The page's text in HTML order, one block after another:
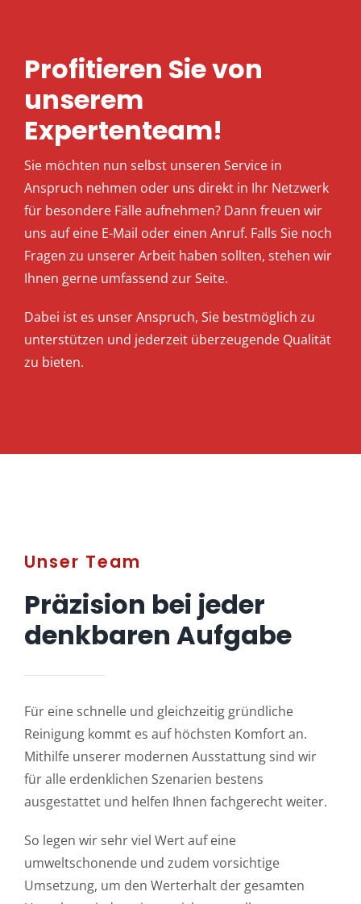
Profitieren Sie von
unserem
Expertenteam!
Sie möchten nun selbst unseren Service in
Anspruch nehmen oder uns direkt in Ihr Netzwerk
für besondere Fälle aufnehmen? Dann freuen wir
uns auf eine E-Mail oder einen Anruf. Falls Sie noch
Fragen zu unserer Arbeit haben sollten, stehen wir
Ihnen gerne umfassend zur Seite.
Dabei ist es unser Anspruch, Sie bestmöglich zu
unterstützen und jederzeit überzeugende Qualität
zu bieten.
Unser Team
Präzision bei jeder
denkbaren Aufgabe
Für eine schnelle und gleichzeitig gründliche
Reinigung kommt es auf höchsten Komfort an.
Mithilfe unserer modernen Ausstattung sind wir
für alle erdenklichen Szenarien bestens
ausgestattet und helfen Ihnen fachgerecht weiter.
So legen wir sehr viel Wert auf eine
umweltschonende und zudem vorsichtige
Umsetzung, um den Werterhalt der gesamten